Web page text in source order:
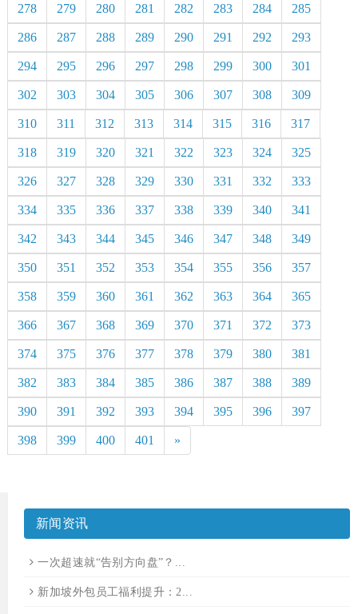
278 279 280 281 282 283 284 285
286 287 288 289 290 291 292 293
294 295 296 297 298 299 300 301
302 303 304 305 306 307 308 309
310 311 312 313 314 315 316 317
318 319 320 321 322 323 324 325
326 327 328 329 330 331 332 333
334 335 336 337 338 339 340 341
342 343 344 345 346 347 348 349
350 351 352 353 354 355 356 357
358 359 360 361 362 363 364 365
366 367 368 369 370 371 372 373
374 375 376 377 378 379 380 381
382 383 384 385 386 387 388 389
390 391 392 393 394 395 396 397
398 399 400 401 »
新闻资讯
一次超速就“告别方向盘”？...
新加坡外包员工福利提升：2...